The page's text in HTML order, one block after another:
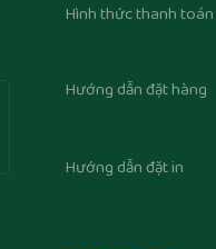
Hình thức thanh toán
Hướng dẫn đặt hàng
Hướng dẫn đặt in